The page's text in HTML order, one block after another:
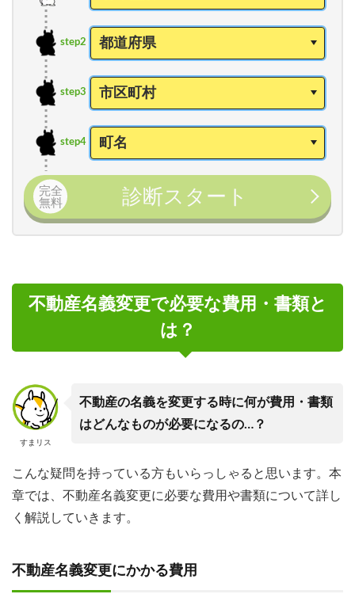
step2
step3
step4
完全
無料
診断スタート
不動産名義変更で必要な費用・書類と
は？
すまリス
不動産の名義を変更する時に何が費用・書類
はどんなものが必要になるの…？
こんな疑問を持っている方もいらっしゃると思います。本
章では、不動産名義変更に必要な費用や書類について詳し
く解説していきます。
不動産名義変更にかかる費用